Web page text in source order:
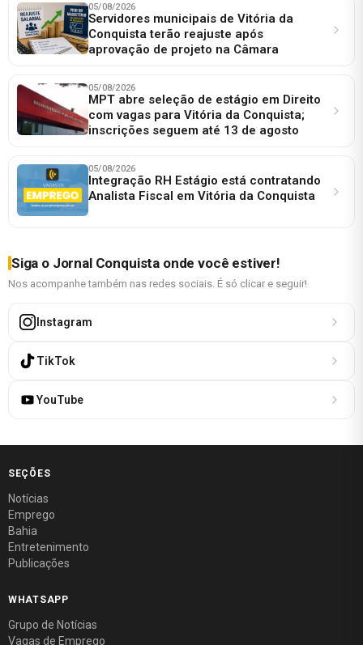
05/08/2026
Servidores municipais de Vitória da
Conquista terão reajuste após
aprovação de projeto na Câmara
05/08/2026
MPT abre seleção de estágio em Direito
com vagas para Vitória da Conquista;
inscrições seguem até 13 de agosto
05/08/2026
Integração RH Estágio está contratando
Analista Fiscal em Vitória da Conquista
Siga o Jornal Conquista onde você estiver!
Nos acompanhe também nas redes sociais. É só clicar e seguir!
Instagram
TikTok
YouTube
SEÇÕES
Notícias
Emprego
Bahia
Entretenimento
Publicações
WHATSAPP
Grupo de Notícias
Vagas de Emprego